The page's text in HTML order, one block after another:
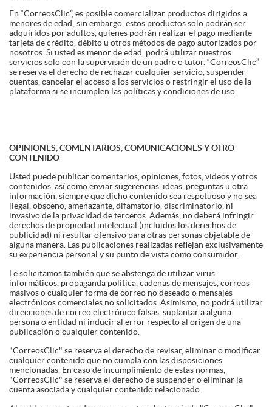
En “CorreosClic”, es posible comercializar productos dirigidos a
menores de edad; sin embargo, estos productos solo podrán ser
adquiridos por adultos, quienes podrán realizar el pago mediante
tarjeta de crédito, débito u otros métodos de pago autorizados por
nosotros. Si usted es menor de edad, podrá utilizar nuestros
servicios solo con la supervisión de un padre o tutor. “CorreosClic”
se reserva el derecho de rechazar cualquier servicio, suspender
cuentas, cancelar el acceso a los servicios o restringir el uso de la
plataforma si se incumplen las políticas y condiciones de uso.
OPINIONES, COMENTARIOS, COMUNICACIONES Y OTRO
CONTENIDO
Usted puede publicar comentarios, opiniones, fotos, videos y otros
contenidos, así como enviar sugerencias, ideas, preguntas u otra
información, siempre que dicho contenido sea respetuoso y no sea
ilegal, obsceno, amenazante, difamatorio, discriminatorio, ni
invasivo de la privacidad de terceros. Además, no deberá infringir
derechos de propiedad intelectual (incluidos los derechos de
publicidad) ni resultar ofensivo para otras personas objetable de
alguna manera. Las publicaciones realizadas reflejan exclusivamente
su experiencia personal y su punto de vista como consumidor.
Le solicitamos también que se abstenga de utilizar virus
informáticos, propaganda política, cadenas de mensajes, correos
masivos o cualquier forma de correo no deseado o mensajes
electrónicos comerciales no solicitados. Asimismo, no podrá utilizar
direcciones de correo electrónico falsas, suplantar a alguna
persona o entidad ni inducir al error respecto al origen de una
publicación o cualquier contenido.
"CorreosClic" se reserva el derecho de revisar, eliminar o modificar
cualquier contenido que no cumpla con las disposiciones
mencionadas. En caso de incumplimiento de estas normas,
"CorreosClic" se reserva el derecho de suspender o eliminar la
cuenta asociada y cualquier contenido relacionado.